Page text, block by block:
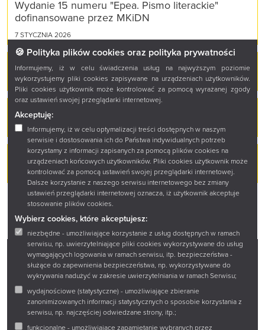
🍪 Polityka plików cookies oraz polityka prywatności
Informujemy, iż w celu świadczenia usług na najwyższym poziomie
wykorzystujemy pliki cookies zapisywane na urządzeniach użytkowników.
Pliki cookies użytkownik może kontrolować za pomocą wyrażanej zgody
oraz ustawień swojej przeglądarki internetowej.
Akceptuję:
Informujemy, iż w celu optymalizacji treści dostępnych w naszym
serwisie i dostosowania ich do Państwa indywidualnych potrzeb
korzystamy z informacji zapisanych za pomocą plików cookies na
urządzeniach końcowych użytkowników. Pliki cookies użytkownik może
kontrolować za pomocą ustawień swojej przeglądarki internetowej.
Dalsze korzystanie z naszego serwisu internetowego bez zmiany
ustawień przeglądarki internetowej oznacza, iż użytkownik akceptuje
stosowanie plików cookies.
Wybierz cookies, które akceptujesz:
niezbędne - umożliwiające korzystanie z usług dostępnych w ramach
serwisu, np. uwierzytelniające pliki cookies wykorzystywane do usług
wymagających logowania w ramach serwisu, itp. bezpieczeństwa -
służące do zapewnienia bezpieczeństwa, np. wykorzystywane do
wykrywania nadużyć w zakresie uwierzytelniania w ramach Serwisu;
wydajnościowe (statystyczne) - umożliwiające zbieranie
zanonimizowanych informacji statystycznych o sposobie korzystania z
serwisu, np. najczęściej odwiedzane strony, itp.;
funkcjonalne - umożliwiające zapamiętanie wybranych przez
Wydanie 15 numeru "Epea. Pismo literackie"
dofinansowane przez MKiDN
7 STYCZNIA 2026
Epea. Pismo literackie nr 1/2025 (14)
20 LISTOPADA 2025
Epea. Pismo literackie nr 2/2024 (13)
20 LISTOPADA 2025
Epea. Pismo literackie nr 1/2024 (12)
13 GRUDNIA 2024
Facebook
TwitterInstagramYouTube
Zadaj pytanie
Wirtualny spacer